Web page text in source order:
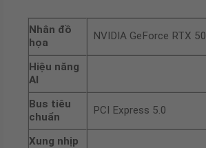
Nhân đồ
họa
NVIDIA GeForce RTX
Hiệu năng
AI
Bus tiêu
chuẩn
PCI Express 5.0
Xung nhịp